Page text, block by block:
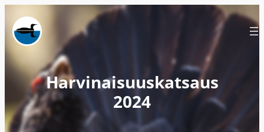
sisältöön
Harvinaisuuskatsaus
2024